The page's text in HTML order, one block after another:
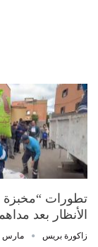
تطورات “مخبزة
الأنظار بعد
زاكورة بريس مارس 4, 2026